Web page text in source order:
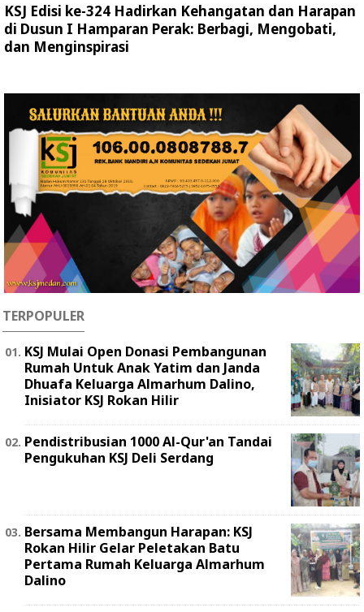
KSJ Edisi ke-324 Hadirkan Kehangatan dan Harapan
di Dusun I Hamparan Perak: Berbagi, Mengobati,
dan Menginspirasi
TERPOPULER
KSJ Mulai Open Donasi Pembangunan
Rumah Untuk Anak Yatim dan Janda
Dhuafa Keluarga Almarhum Dalino,
Inisiator KSJ Rokan Hilir
Pendistribusian 1000 Al-Qur'an Tandai
Pengukuhan KSJ Deli Serdang
Bersama Membangun Harapan: KSJ
Rokan Hilir Gelar Peletakan Batu
Pertama Rumah Keluarga Almarhum
Dalino